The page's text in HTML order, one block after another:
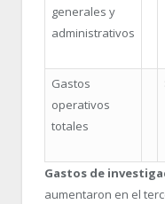
generales y
administrativos
Gastos
operativos
totales
Gastos de
aumentaron en el